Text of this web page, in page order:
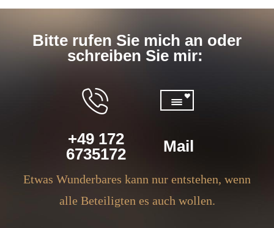
Bitte rufen Sie mich an oder
schreiben Sie mir:
+49 172
6735172
Mail
Etwas Wunderbares kann nur entstehen, wenn
alle Beteiligten es auch wollen.